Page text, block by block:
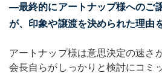
―最終的にアートナップ様へのご
が、印象や譲渡を決められた理由
アートナップ様は意思決定の速さ
会長自らがしっかりと検討にコミ